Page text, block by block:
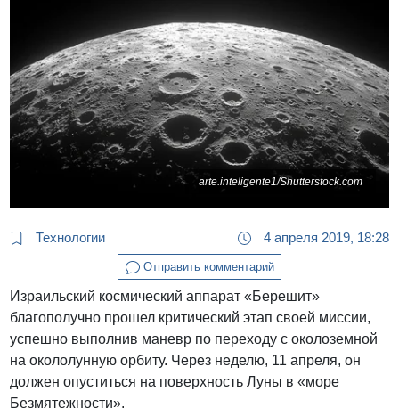
arte.inteligente1/Shutterstock.com
Технологии 4 апреля 2019, 18:28
Отправить комментарий
Израильский космический аппарат «Берешит»
благополучно прошел критический этап своей миссии,
успешно выполнив маневр по переходу с околоземной
на окололунную орбиту. Через неделю, 11 апреля, он
должен опуститься на поверхность Луны в «море
Безмятежности».